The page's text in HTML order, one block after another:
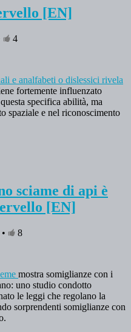
[EN]
4
e analfabeti o dislessici rivela
fortemente influenzato
specifica abilità, ma
spaziale e nel riconoscimento
sciame di api è
[EN]
•
8
mostra somiglianze con i
uno studio condotto
le leggi che regolano la
sorprendenti somiglianze con